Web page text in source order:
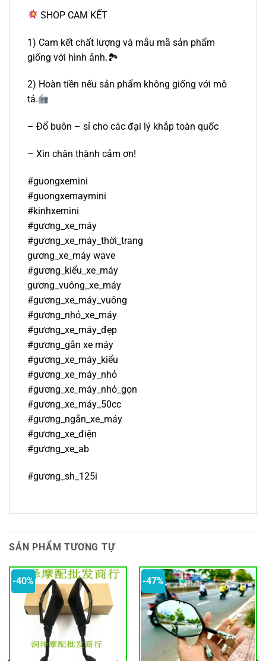
SHOP CAM KẾT
1) Cam kết chất lượng và mẫu mã sản phẩm
giống với hình ảnh.🏞
2) Hoàn tiền nếu sản phẩm không giống với mô
tả.
– Đổ buôn – sỉ cho các đại lý khắp toàn quốc
– Xin chân thành cảm ơn!
#guongxemini
#guongxemaymini
#kinhxemini
#gương_xe_máy
#gương_xe_máy_thời_trang
gương_xe_máy wave
#gương_kiểu_xe_máy
gương_vuông_xe_máy
#gương_xe_máy_vuông
#gương_nhỏ_xe_máy
#gương_xe_máy_đẹp
#gương_gắn xe máy
#gương_xe_máy_kiểu
#gương_xe_máy_nhỏ
#gương_xe_máy_nhỏ_gọn
#gương_xe_máy_50cc
#gương_ngắn_xe_máy
#gương_xe_điện
#gương_xe_ab
#gương_sh_125i
SẢN PHẨM TƯƠNG TỰ
-40% -47%